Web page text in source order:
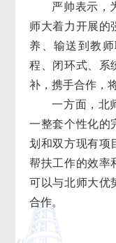
严帅表示，
师大着力开展的
养、输送到教
程、闭环式、系
补，携手合作，
一方面，北
一整套个性化的
划和双方现有项
帮扶工作的效率
可以与北师大优
合作。